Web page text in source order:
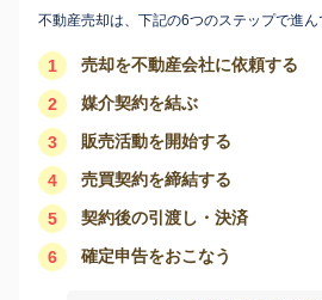
不動産売却は、下記の6つのステップで進ん
1 売却を不動産会社に依頼する
2 媒介契約を結ぶ
3 販売活動を開始する
4 売買契約を締結する
5 契約後の引渡し・決済
6 確定申告をおこなう